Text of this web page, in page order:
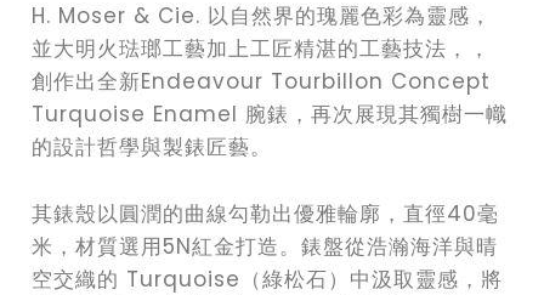
H. Moser & Cie. 以自然界的瑰麗色彩為靈感，
並大明火琺瑯工藝加上工匠精湛的工藝技法，，
創作出全新Endeavour Tourbillon Concept
Turquoise Enamel 腕錶，再次展現其獨樹一幟
的設計哲學與製錶匠藝。
其錶殼以圓潤的曲線勾勒出優雅輪廓，直徑40毫
米，材質選用5N紅金打造。錶盤從浩瀚海洋與晴
空交織的 Turquoise（綠松石）中汲取靈感，將